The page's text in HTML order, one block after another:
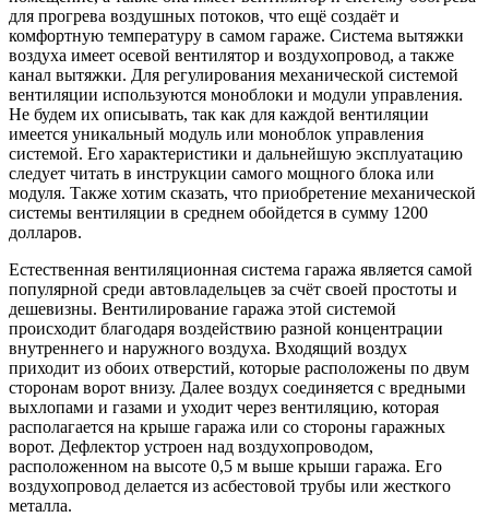
для прогрева воздушных потоков, что ещё создаёт и
комфортную температуру в самом гараже. Система вытяжки
воздуха имеет осевой вентилятор и воздухопровод, а также
канал вытяжки. Для регулирования механической системой
вентиляции используются моноблоки и модули управления.
Не будем их описывать, так как для каждой вентиляции
имеется уникальный модуль или моноблок управления
системой. Его характеристики и дальнейшую эксплуатацию
следует читать в инструкции самого мощного блока или
модуля. Также хотим сказать, что приобретение механической
системы вентиляции в среднем обойдется в сумму 1200
долларов.
Естественная вентиляционная система гаража является самой
популярной среди автовладельцев за счёт своей простоты и
дешевизны. Вентилирование гаража этой системой
происходит благодаря воздействию разной концентрации
внутреннего и наружного воздуха. Входящий воздух
приходит из обоих отверстий, которые расположены по двум
сторонам ворот внизу. Далее воздух соединяется с вредными
выхлопами и газами и уходит через вентиляцию, которая
располагается на крыше гаража или со стороны гаражных
ворот. Дефлектор устроен над воздухопроводом,
расположенном на высоте 0,5 м выше крыши гаража. Его
воздухопровод делается из асбестовой трубы или жесткого
металла.